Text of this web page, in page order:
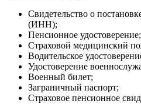
Свидетельство о
(ИНН);
Пенсионное удостоверение;
Страховой медицинский
Водительское
Удостоверение
Военный билет;
Заграничный паспорт;
Страховое пенсионное